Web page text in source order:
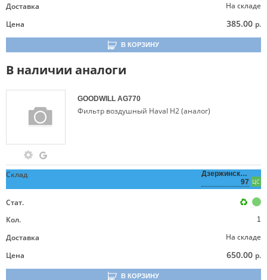
Доставка
На складе
Цена
385.00 р.
В КОРЗИНУ
В наличии аналоги
GOODWILL AG770
Фильтр воздушный Haval H2 (аналог)
Склад
Дзержинского,
97 ЦС
Стат.
Кол.
1
Доставка
На складе
Цена
650.00 р.
В КОРЗИНУ